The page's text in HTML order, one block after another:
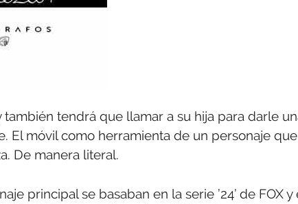
también tendrá que llamar a su hija para darle
El móvil como herramienta de un personaje que
De manera literal.
principal se basaban en la serie ’24’ de FOX y